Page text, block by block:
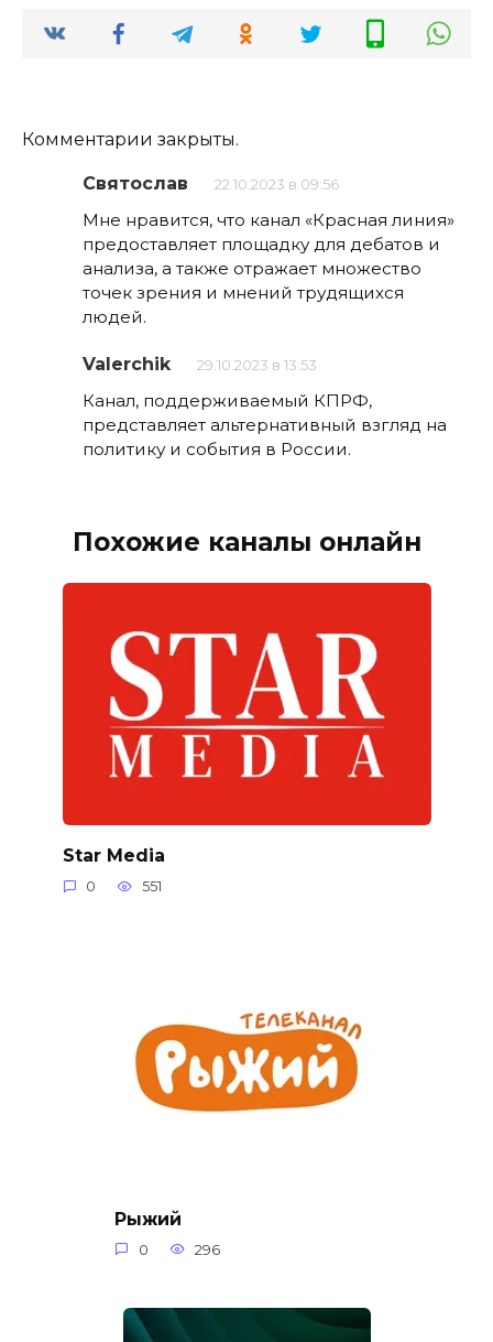
Комментарии закрыты.
Святослав 22.10.2023 в 09:56
Мне нравится, что канал «Красная линия»
предоставляет площадку для дебатов и
анализа, а также отражает множество
точек зрения и мнений трудящихся
людей.
Valerchik 29.10.2023 в 13:53
Канал, поддерживаемый КПРФ,
представляет альтернативный взгляд на
политику и события в России.
Похожие каналы онлайн
Star Media
0 551
Рыжий
0 296